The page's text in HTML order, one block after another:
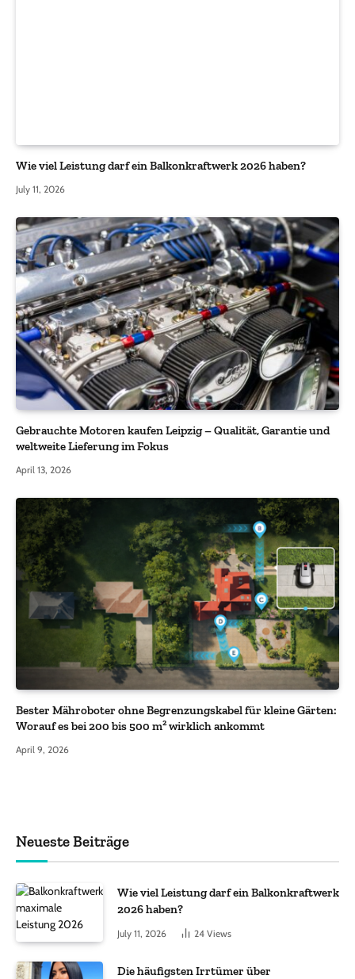
Wie viel Leistung darf ein Balkonkraftwerk 2026 haben?
July 11, 2026
Gebrauchte Motoren kaufen Leipzig – Qualität, Garantie und
weltweite Lieferung im Fokus
April 13, 2026
Bester Mähroboter ohne Begrenzungskabel für kleine Gärten:
Worauf es bei 200 bis 500 m² wirklich ankommt
April 9, 2026
Neueste Beiträge
Wie viel Leistung darf ein Balkonkraftwerk
2026 haben?
July 11, 2026 24 Views
Die häufigsten Irrtümer über